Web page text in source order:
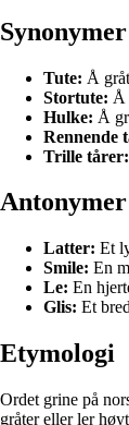
Synonymer
Tute: Å
Stortute: Å
Hulke: Å
Rennende
Trille tårer:
Antonymer
Latter: Et
Smile: En
Le: En
Glis: Et
Etymologi
Ordet grine på
gråter eller ler